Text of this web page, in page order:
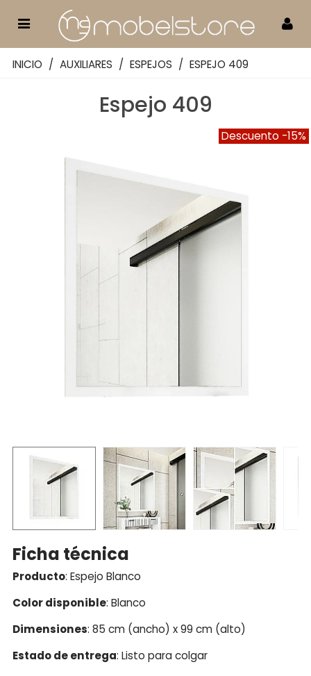
INICIO / AUXILIARES / ESPEJOS / ESPEJO 409
Espejo 409
Descuento -15%
Ficha técnica
Producto: Espejo Blanco
Color disponible: Blanco
Dimensiones: 85 cm (ancho) x 99 cm (alto)
Estado de entrega: Listo para colgar